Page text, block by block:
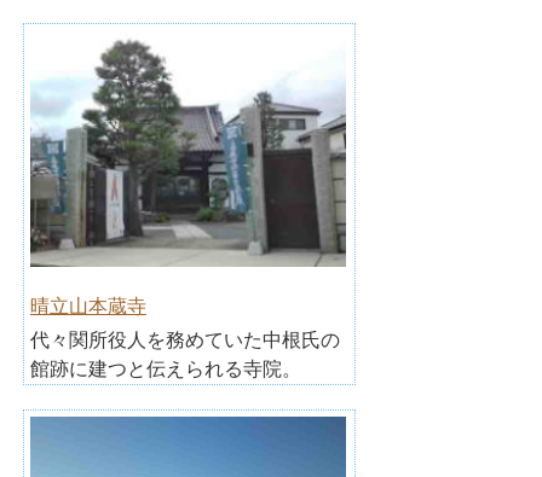
晴立山本蔵寺
代々関所役人を務めていた中根氏の
館跡に建つと伝えられる寺院。